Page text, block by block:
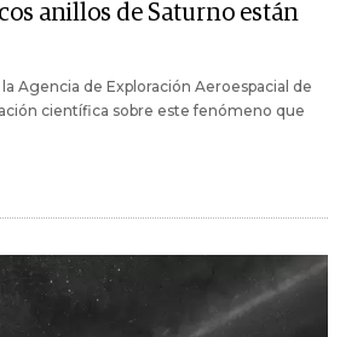
anillos de Saturno están
Agencia de Exploración Aeroespacial de
científica sobre este fenómeno que